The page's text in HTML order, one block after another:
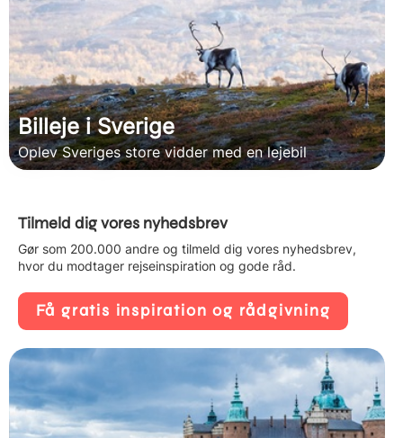
Billeje i Sverige
Oplev Sveriges store vidder med en lejebil
Tilmeld dig vores nyhedsbrev
Gør som 200.000 andre og tilmeld dig vores nyhedsbrev,
hvor du modtager rejseinspiration og gode råd.
Få gratis inspiration og rådgivning